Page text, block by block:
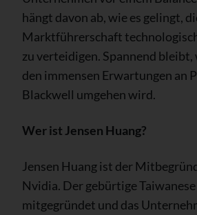
hängt davon ab, wie es gelingt,
Marktführerschaft
zu verteidigen. Spannend
den immensen Erwartungen an
Blackwell umgehen wird.
Wer ist Jensen Huang?
Jensen Huang ist der
Nvidia. Der gebürtige
mitgegründet und das